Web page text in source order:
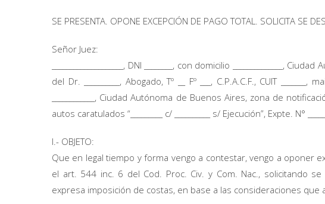
SE PRESENTA. OPONE EXCEPCIÓN DE PAGO TOTAL. SOLICITA SE
Señor Juez:
____________________, DNI ________, con domicilio
del Dr. __________, Abogado, Tº __ Fº ___, C.P.A.C.F., CUIT
____________, Ciudad Autónoma de Buenos Aires, zona de
autos caratulados “_________ c/ __________ s/ Ejecución”, Expte. N°
I.- OBJETO:
Que en legal tiempo y forma vengo a contestar, vengo a oponer
el art. 544 inc. 6 del Cod. Proc. Civ. y Com. Nac., solicitando
expresa imposición de costas, en base a las consideraciones que